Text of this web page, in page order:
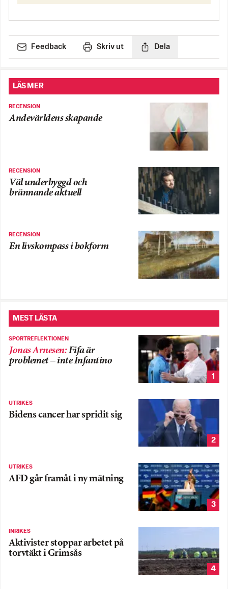
Feedback Skriv ut Dela
LÄS MER
RECENSION
Andevärldens skapande
RECENSION
Väl underbyggd och
brännande aktuell
RECENSION
En livskompass i bokform
MEST LÄSTA
SPORTREFLEKTIONEN
Jonas Arnesen:Fifa är
problemet – inte Infantino
1
UTRIKES
Bidens cancer har spridit sig
2
UTRIKES
AFD går framåt i ny mätning
3
INRIKES
Aktivister stoppar arbetet på
torvtäkt i Grimsås
4